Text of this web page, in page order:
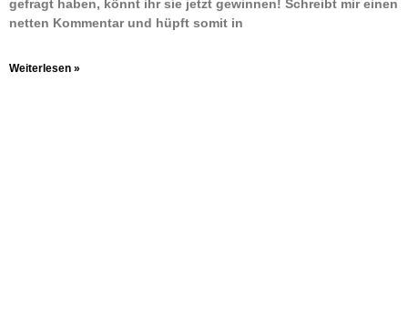
gefragt haben, könnt ihr sie jetzt gewinnen! Schreibt mir einen
netten Kommentar und hüpft somit in
Weiterlesen »